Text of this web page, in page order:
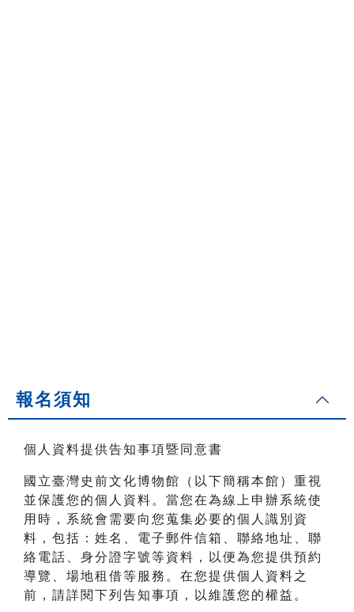
報名須知
個人資料提供告知事項暨同意書
國立臺灣史前文化博物館（以下簡稱本館）重視
並保護您的個人資料。當您在為線上申辦系統使
用時，系統會需要向您蒐集必要的個人識別資
料，包括：姓名、電子郵件信箱、聯絡地址、聯
絡電話、身分證字號等資料，以便為您提供預約
導覽、場地租借等服務。在您提供個人資料之
前，請詳閱下列告知事項，以維護您的權益。